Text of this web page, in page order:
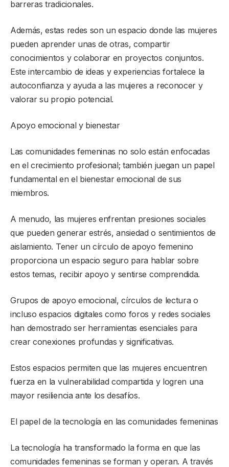
barreras tradicionales.
Además, estas redes son un espacio donde las mujeres
pueden aprender unas de otras, compartir
conocimientos y colaborar en proyectos conjuntos.
Este intercambio de ideas y experiencias fortalece la
autoconfianza y ayuda a las mujeres a reconocer y
valorar su propio potencial.
Apoyo emocional y bienestar
Las comunidades femeninas no solo están enfocadas
en el crecimiento profesional; también juegan un papel
fundamental en el bienestar emocional de sus
miembros.
A menudo, las mujeres enfrentan presiones sociales
que pueden generar estrés, ansiedad o sentimientos de
aislamiento. Tener un círculo de apoyo femenino
proporciona un espacio seguro para hablar sobre
estos temas, recibir apoyo y sentirse comprendida.
Grupos de apoyo emocional, círculos de lectura o
incluso espacios digitales como foros y redes sociales
han demostrado ser herramientas esenciales para
crear conexiones profundas y significativas.
Estos espacios permiten que las mujeres encuentren
fuerza en la vulnerabilidad compartida y logren una
mayor resiliencia ante los desafíos.
El papel de la tecnología en las comunidades femeninas
La tecnología ha transformado la forma en que las
comunidades femeninas se forman y operan. A través